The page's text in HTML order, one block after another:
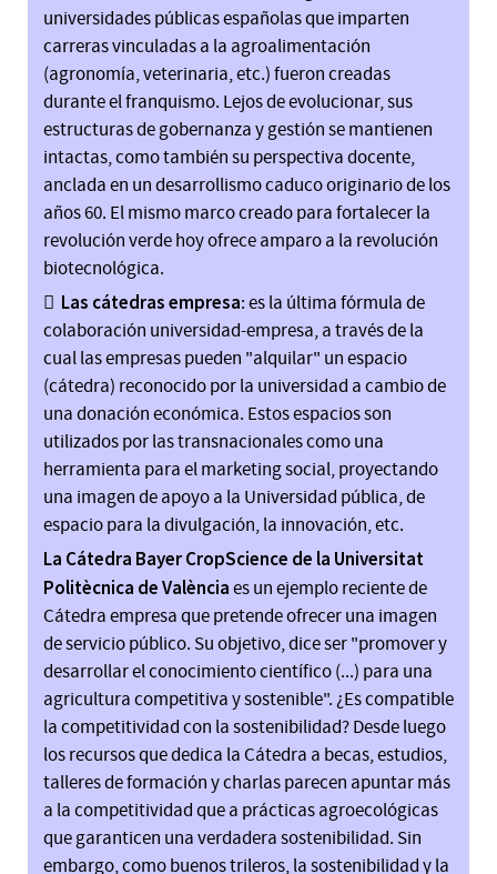
universidades públicas españolas que imparten
carreras vinculadas a la agroalimentación
(agronomía, veterinaria, etc.) fueron creadas
durante el franquismo. Lejos de evolucionar, sus
estructuras de gobernanza y gestión se mantienen
intactas, como también su perspectiva docente,
anclada en un desarrollismo caduco originario de los
años 60. El mismo marco creado para fortalecer la
revolución verde hoy ofrece amparo a la revolución
biotecnológica.
Las cátedras empresa: es la última fórmula de
colaboración universidad-empresa, a través de la
cual las empresas pueden "alquilar" un espacio
(cátedra) reconocido por la universidad a cambio de
una donación económica. Estos espacios son
utilizados por las transnacionales como una
herramienta para el marketing social, proyectando
una imagen de apoyo a la Universidad pública, de
espacio para la divulgación, la innovación, etc.
La Cátedra Bayer CropScience de la Universitat
Politècnica de Valènciaes un ejemplo reciente de
Cátedra empresa que pretende ofrecer una imagen
de servicio público. Su objetivo, dice ser "promover y
desarrollar el conocimiento científico (...) para una
agricultura competitiva y sostenible". ¿Es compatible
la competitividad con la sostenibilidad? Desde luego
los recursos que dedica la Cátedra a becas, estudios,
talleres de formación y charlas parecen apuntar más
a la competitividad que a prácticas agroecológicas
que garanticen una verdadera sostenibilidad. Sin
embargo, como buenos trileros, la sostenibilidad y la